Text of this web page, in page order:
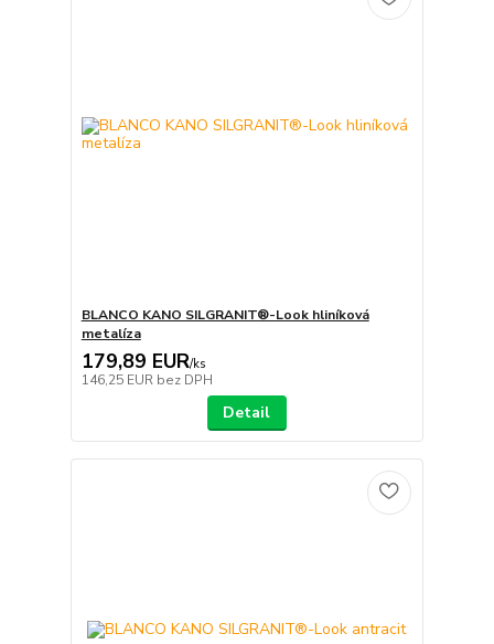
BLANCO KANO SILGRANIT®-Look hliníková
metalíza
179,89 EUR/ks
146,25 EUR bez DPH
Detail